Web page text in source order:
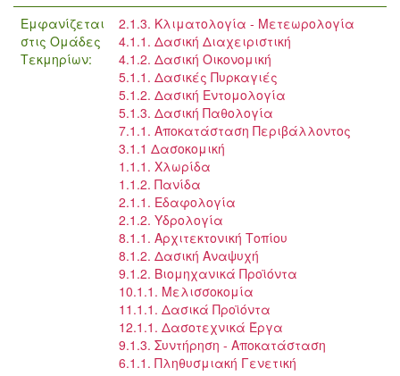
Εμφανίζεται
στις Ομάδες
Τεκμηρίων:
2.1.3. Κλιματολογία - Μετεωρολογία
4.1.1. Δασική Διαχειριστική
4.1.2. Δασική Οικονομική
5.1.1. Δασικές Πυρκαγιές
5.1.2. Δασική Εντομολογία
5.1.3. Δασική Παθολογία
7.1.1. Αποκατάσταση Περιβάλλοντος
3.1.1 Δασοκομική
1.1.1. Χλωρίδα
1.1.2. Πανίδα
2.1.1. Εδαφολογία
2.1.2. Υδρολογία
8.1.1. Αρχιτεκτονική Τοπίου
8.1.2. Δασική Αναψυχή
9.1.2. Βιομηχανικά Προϊόντα
10.1.1. Μελισσοκομία
11.1.1. Δασικά Προϊόντα
12.1.1. Δασοτεχνικά Έργα
9.1.3. Συντήρηση - Αποκατάσταση
6.1.1. Πληθυσμιακή Γενετική